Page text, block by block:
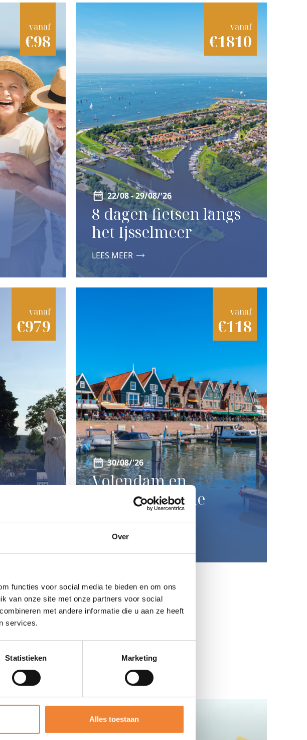
Over
functies voor social media te bieden en om ons
van onze site met onze partners voor social
met andere informatie die u aan ze heeft
services.
Statistieken Marketing
Alles toestaan
vanaf
€98
vanaf
€1810
22/08 - 29/08/'26
8 dagen fietsen langs
het Ijsselmeer
LEES MEER
vanaf
€979
vanaf
€118
30/08/'26
Volendam en
erfgoeddorp de
Zaanse Schans
LEES MEER
VOLGENDE